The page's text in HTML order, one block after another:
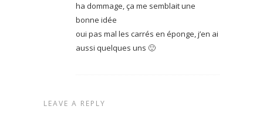
ha dommage, ça me semblait une
bonne idée
oui pas mal les carrés en éponge, j’en ai
aussi quelques uns 🙂
LEAVE A REPLY